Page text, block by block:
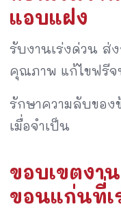
แอบแฝง
รับงานเร่งด่วน ส่
คุณภาพ แก้ไขฟรีจ
รักษาความลับขอ
เมื่อจำเป็น
ขอบเขตงา
ขอนแก่นที่เ